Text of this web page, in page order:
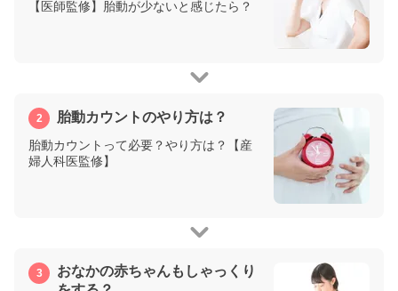
【医師監修】胎動が少ないと感じたら？
胎動カウントのやり方は？
胎動カウントって必要？やり方は？【産
婦人科医監修】
おなかの赤ちゃんもしゃっくり